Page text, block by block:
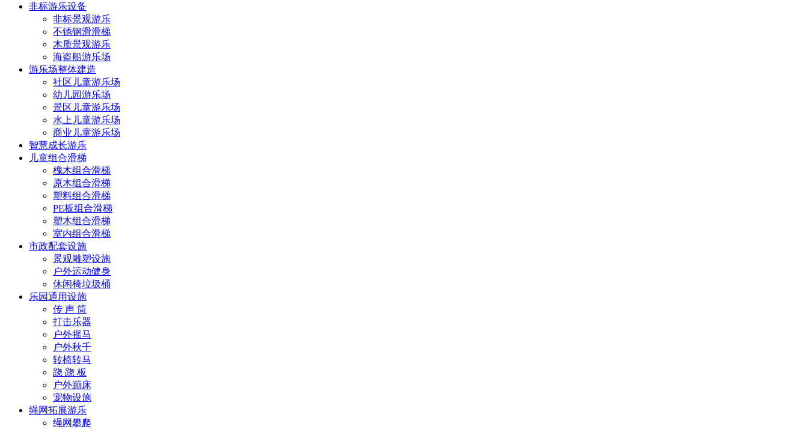
非标游乐设备
非标景观游乐
不锈钢滑滑梯
木质景观游乐
海盗船游乐场
游乐场整体建造
社区儿童游乐场
幼儿园游乐场
景区儿童游乐场
水上儿童游乐场
商业儿童游乐场
智慧成长游乐
儿童组合滑梯
槐木组合滑梯
原木组合滑梯
塑料组合滑梯
PE板组合滑梯
塑木组合滑梯
室内组合滑梯
市政配套设施
景观雕塑设施
户外运动健身
休闲椅垃圾桶
乐园通用设施
传 声 筒
打击乐器
户外摇马
户外秋千
转椅转马
跷 跷 板
户外蹦床
宠物设施
绳网拓展游乐
绳网攀爬